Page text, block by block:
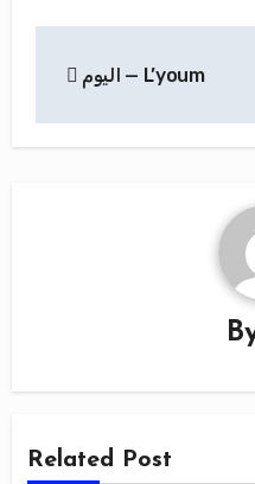
l’article
اليوم — L’youm
Related Post